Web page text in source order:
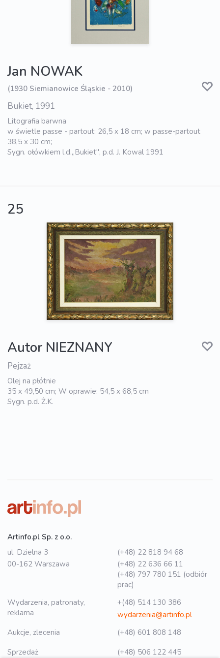
Jan NOWAK
(1930 Siemianowice Śląskie - 2010)
Bukiet, 1991
Litografia barwna
w świetle passe - partout: 26,5 x 18 cm; w passe-partout
38,5 x 30 cm;
Sygn. ołówkiem l.d.„Bukiet", p.d. J. Kowal 1991
25
Autor NIEZNANY
Pejzaż
Olej na płótnie
35 x 49,50 cm; W oprawie: 54,5 x 68,5 cm
Sygn. p.d. Ż.K.
Artinfo.pl Sp. z o.o.
ul. Dzielna 3
00-162 Warszawa
(+48) 22 818 94 68
(+48) 22 636 66 11
(+48) 797 780 151 (odbiór
prac)
Wydarzenia, patronaty,
reklama
+(48) 514 130 386
wydarzenia@artinfo.pl
Aukcje, zlecenia
(+48) 601 808 148
Sprzedaż
(+48) 506 122 445